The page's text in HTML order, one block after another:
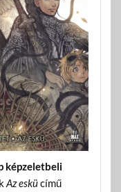
képzeletbeli
Az eskücímű